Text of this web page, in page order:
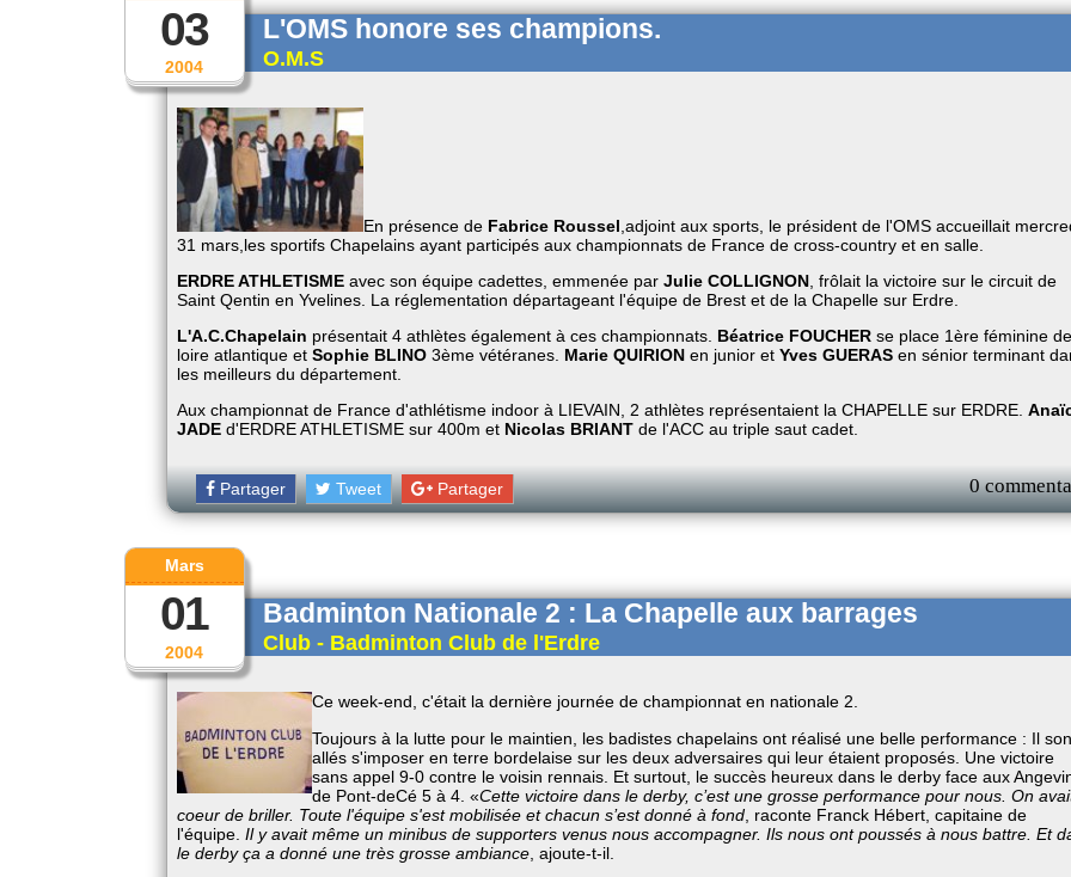
2004
03 L'OMS honore ses champions.
O.M.S
En présence de Fabrice Roussel ,adjoint aux sports, le président de l'OMS accueillait
31 mars,les sportifs Chapelains ayant participés aux championnats de France de cross-country et en salle.
ERDRE ATHLETISME avec son équipe cadettes, emmenée parJulie COLLIGNON , frôlait la victoire sur le circuit de
Saint Qentin en Yvelines. La réglementation départageant l'équipe de Brest et de la Chapelle sur Erdre.
L'A.C.Chapelain présentait 4 athlètes également à ces championnats. Béatrice FOUCHER se place 1ère féminine
loire atlantique etSophie BLINO 3ème vétéranes. Marie QUIRION en junior etYves GUERAS en sénior terminant
les meilleurs du département.
Aux championnat de France d'athlétisme indoor à LIEVAIN, 2 athlètes représentaient la CHAPELLE sur ERDRE.
JADE d'ERDRE ATHLETISME sur 400m et Nicolas BRIANT de l'ACC au triple saut cadet.
Partager Tweet Partager 0
2004
Mars
01 Badminton Nationale 2 : La Chapelle aux barrages
Club - Badminton Club de l'Erdre
Ce week-end, c'était la dernière journée de championnat en nationale 2.
Toujours à la lutte pour le maintien, les badistes chapelains ont réalisé une belle performance : Il
allés s'imposer en terre bordelaise sur les deux adversaires qui leur étaient proposés. Une victoire
sans appel 9-0 contre le voisin rennais. Et surtout, le succès heureux dans le derby face aux
de Pont-de­Cé 5 à 4. «Cette victoire dans le derby, c’est une grosse performance pour nous. On
coeur de briller. Toute l'équipe s'est mobilisée et chacun s’est donné à fond , raconte Franck Hébert, capitaine de
l'équipe.Il y avait même un minibus de supporters venus nous accompagner. Ils nous ont poussés à nous battre. Et
le derby ça a donné une très grosse ambiance , ajoute-t-il.